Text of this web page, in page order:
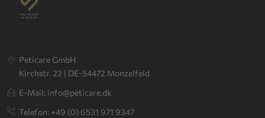
Peticare GmbH
Kirchstr. 22 | DE-54472 Monzelfeld
E-Mail: info@peticare.dk
Telefon: +49 (0) 6531 971 9347